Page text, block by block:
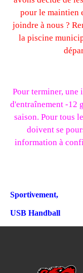
pour le maintien
joindre à nous ?
la piscine
Pour terminer,
d'entraînement -12
saison. Pour tous
doivent se
information à
Sportivement,
USB Handball